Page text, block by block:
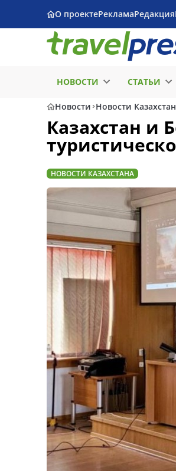
О проектеРекламаРедакция
НОВОСТИ СТАТЬИ
Новости Новости
Казахстан и
НОВОСТИ КАЗАХСТАНА